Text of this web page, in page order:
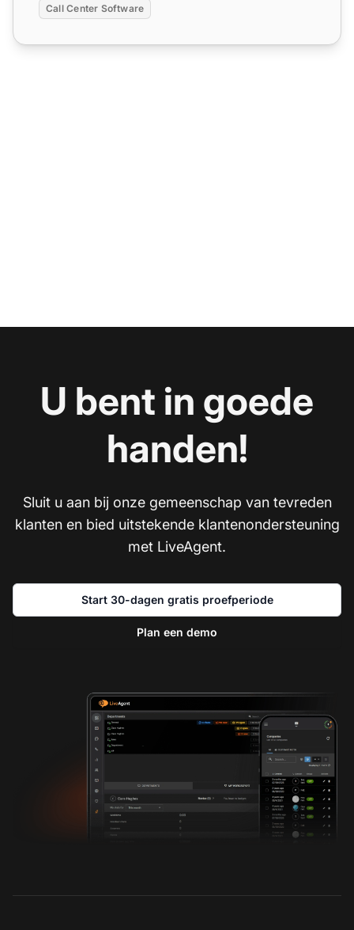
Call Center Software
U bent in goede
handen!
Sluit u aan bij onze gemeenschap van tevreden
klanten en bied uitstekende klantenondersteuning
met LiveAgent.
Start 30-dagen gratis proefperiode
Plan een demo